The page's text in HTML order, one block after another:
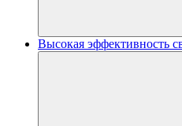
Высокая эффективность